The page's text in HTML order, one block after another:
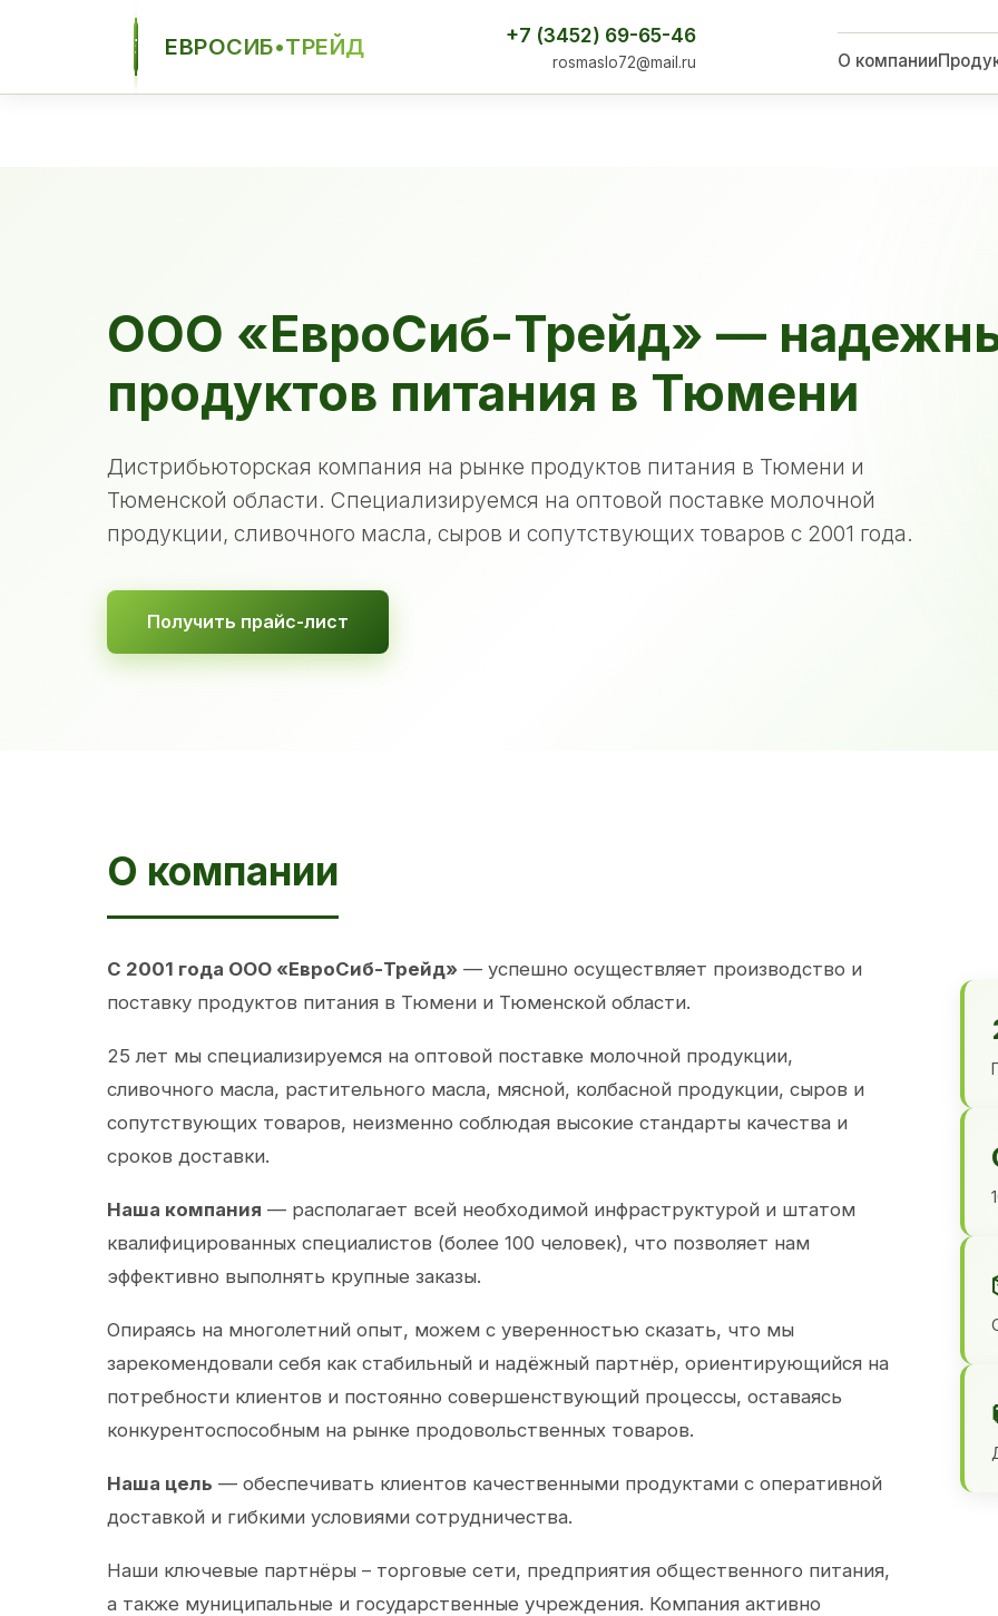
ЕСТ ЕВРОСИБ•ТРЕЙД +7 (3452) 69-65-46
rosmaslo72@mail.ru О компании
ООО «ЕвроСиб-Трейд» —
продуктов питания в Тюмени
Дистрибьюторская компания на рынке продуктов питания в Тюмени и
Тюменской области. Специализируемся на оптовой поставке молочной
продукции, сливочного масла, сыров и сопутствующих товаров с 2001 года.
Получить прайс-лист
О компании
С 2001 года ООО «ЕвроСиб-Трейд» — успешно осуществляет производство и
поставку продуктов питания в Тюмени и Тюменской области.
25 лет мы специализируемся на оптовой поставке молочной продукции,
сливочного масла, растительного масла, мясной, колбасной продукции, сыров и
сопутствующих товаров, неизменно соблюдая высокие стандарты качества и
сроков доставки.
Наша компания — располагает всей необходимой инфраструктурой и штатом
квалифицированных специалистов (более 100 человек), что позволяет нам
эффективно выполнять крупные заказы.
Опираясь на многолетний опыт, можем с уверенностью сказать, что мы
зарекомендовали себя как стабильный и надёжный партнёр, ориентирующийся на
потребности клиентов и постоянно совершенствующий процессы, оставаясь
конкурентоспособным на рынке продовольственных товаров.
Наша цель — обеспечивать клиентов качественными продуктами с оперативной
доставкой и гибкими условиями сотрудничества.
Наши ключевые партнёры – торговые сети, предприятия общественного питания,
а также муниципальные и государственные учреждения. Компания активно